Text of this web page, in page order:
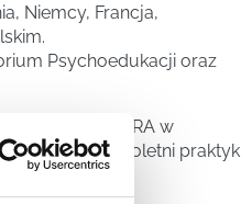
Niemcy, Francja,
Psychoedukacji oraz
INTRA w
i wieloletni praktyk